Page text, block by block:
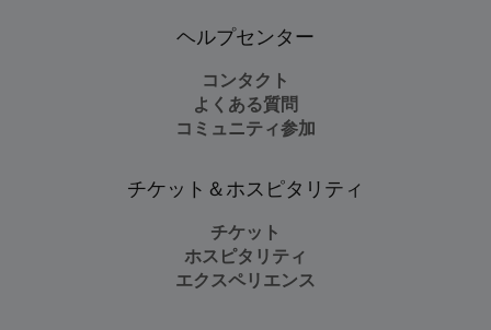
ヘルプセンター
コンタクト
よくある質問
コミュニティ参加
チケット＆ホスピタリティ
チケット
ホスピタリティ
エクスペリエンス